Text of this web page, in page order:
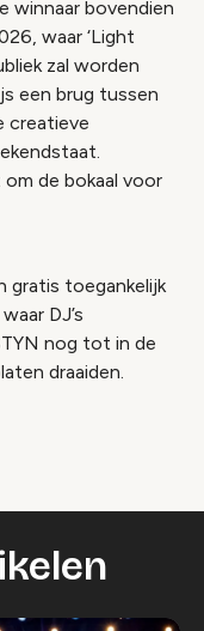
winnaar bovendien
waar ‘Light
zal worden
een brug tussen
creatieve
de bokaal voor
gratis toegankelijk
DJ’s
nog tot in de
draaiden.